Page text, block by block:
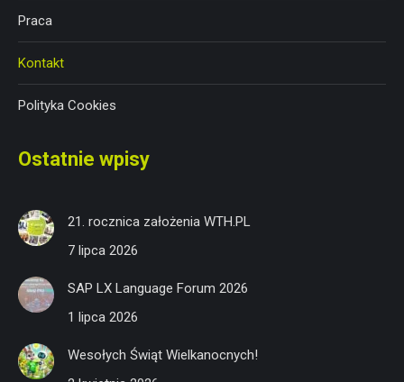
Praca
Kontakt
Polityka Cookies
Ostatnie wpisy
21. rocznica założenia WTH.PL
7 lipca 2026
SAP LX Language Forum 2026
1 lipca 2026
Wesołych Świąt Wielkanocnych!